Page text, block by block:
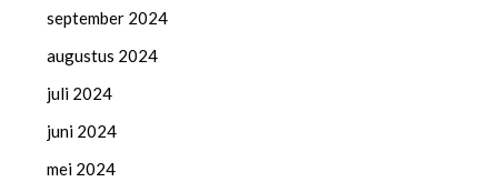
september 2024
augustus 2024
juli 2024
juni 2024
mei 2024